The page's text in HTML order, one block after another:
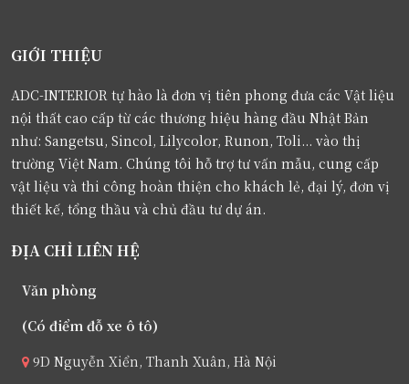
GIỚI THIỆU
ADC-INTERIOR tự hào là đơn vị tiên phong đưa các Vật liệu
nội thất cao cấp từ các thương hiệu hàng đầu Nhật Bản
như: Sangetsu, Sincol, Lilycolor, Runon, Toli... vào thị
trường Việt Nam. Chúng tôi hỗ trợ tư vấn mẫu, cung cấp
vật liệu và thi công hoàn thiện cho khách lẻ, đại lý, đơn vị
thiết kế, tổng thầu và chủ đầu tư dự án.
ĐỊA CHỈ LIÊN HỆ
Văn phòng
(Có điểm đỗ xe ô tô)
9D Nguyễn Xiển, Thanh Xuân, Hà Nội